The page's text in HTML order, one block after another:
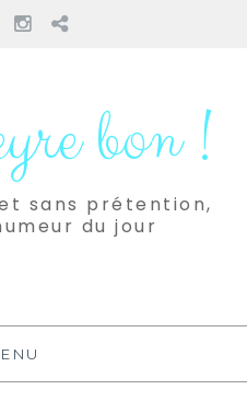
Instagram
Pinterest
bon !
sans prétention,
du jour